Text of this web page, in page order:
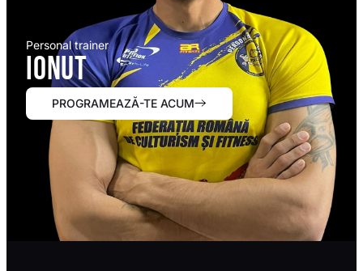
Personal trainer
Ionut
PROGRAMEAZĂ-TE ACUM